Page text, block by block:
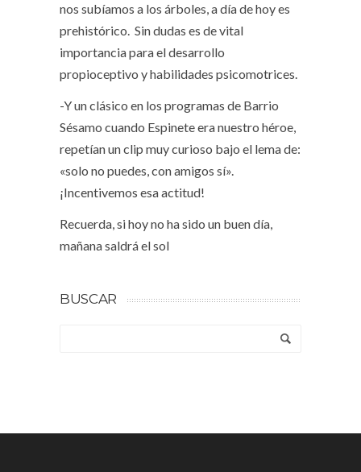
nos subíamos a los árboles, a día de hoy es
prehistórico. Sin dudas es de vital
importancia para el desarrollo
propioceptivo y habilidades psicomotrices.
-Y un clásico en los programas de Barrio
Sésamo cuando Espinete era nuestro héroe,
repetían un clip muy curioso bajo el lema de:
«solo no puedes, con amigos sí».
¡Incentivemos esa actitud!
Recuerda, si hoy no ha sido un buen día,
mañana saldrá el sol
BUSCAR